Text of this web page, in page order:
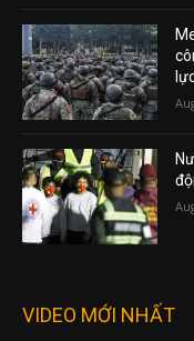
VIDEO MỚI NHẤT